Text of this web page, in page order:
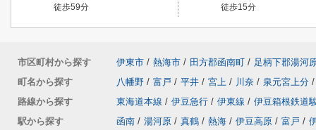
徒歩59分
徒歩15分
市区町村から探す 伊東市 / 熱海市 / 田方郡函南町 / 足柄下郡湯河
町名から探す
八幡野 / 富戸 / 平井 / 宮上 / 川奈 / 泉元宮上分 /
路線から探す
東海道本線 / 伊豆急行 / 伊東線 / 伊豆箱根鉄道
駅から探す
函南 / 湯河原 / 真鶴 / 熱海 / 伊豆高原 / 富戸 /